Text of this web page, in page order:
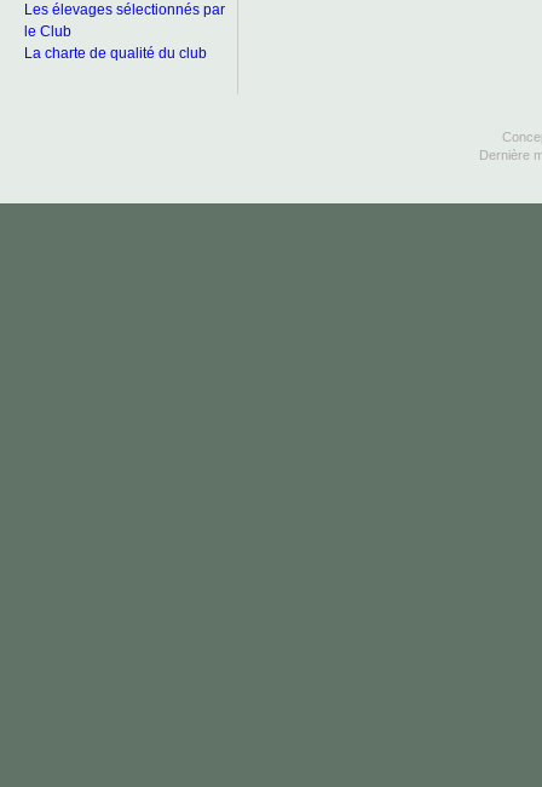
Les élevages sélectionnés par
le Club
La charte de qualité du club
Dernière